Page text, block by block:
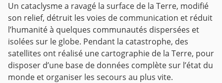
Un cataclysme a ravagé la surface de la Terre, modifié
son relief, détruit les voies de communication et réduit
l’humanité à quelques communautés dispersées et
isolées sur le globe. Pendant la catastrophe, des
satellites ont réalisé une cartographie de la Terre, pour
disposer d’une base de données complète sur l’état du
monde et organiser les secours au plus vite.